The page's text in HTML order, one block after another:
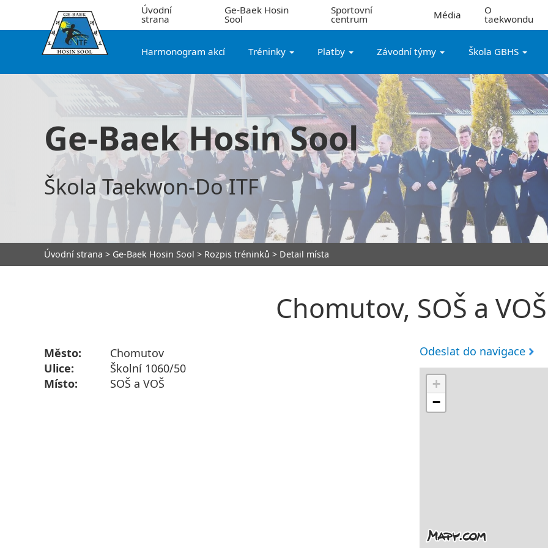
Úvodní
strana
Ge-Baek Hosin
Sool
Sportovní
centrum Média O
taekwondu
Harmonogram akcí Tréninky Platby Závodní týmy Škola GBHS
Ge-Baek Hosin Sool
Škola Taekwon-Do ITF
Úvodní strana > Ge-Baek Hosin Sool > Rozpis tréninků > Detail místa
Chomutov, SOŠ a VOŠ
Město:
Chomutov
Ulice:
Školní 1060/50
Místo:
SOŠ a VOŠ
Odeslat do navigace
+
−